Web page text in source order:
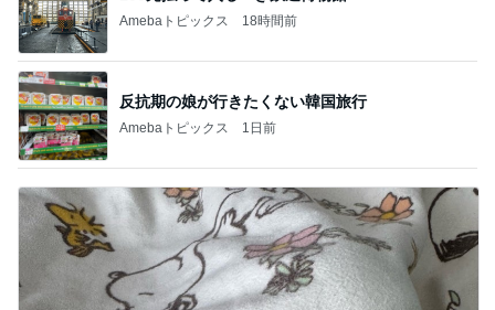
Amebaトピックス 18時間前
反抗期の娘が行きたくない韓国旅行
Amebaトピックス 1日前